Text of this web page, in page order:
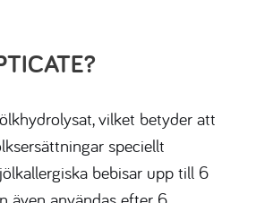
vilket betyder att
speciellt
bebisar upp till 6
även användas efter 6